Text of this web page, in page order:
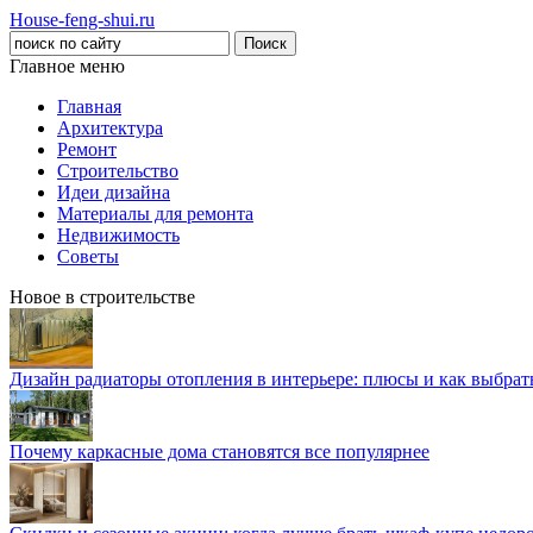
House-feng-shui.ru
Главное меню
Главная
Архитектура
Ремонт
Строительство
Идеи дизайна
Материалы для ремонта
Недвижимость
Советы
Новое в строительстве
Дизайн радиаторы отопления в интерьере: плюсы и как
Почему каркасные дома становятся все популярнее